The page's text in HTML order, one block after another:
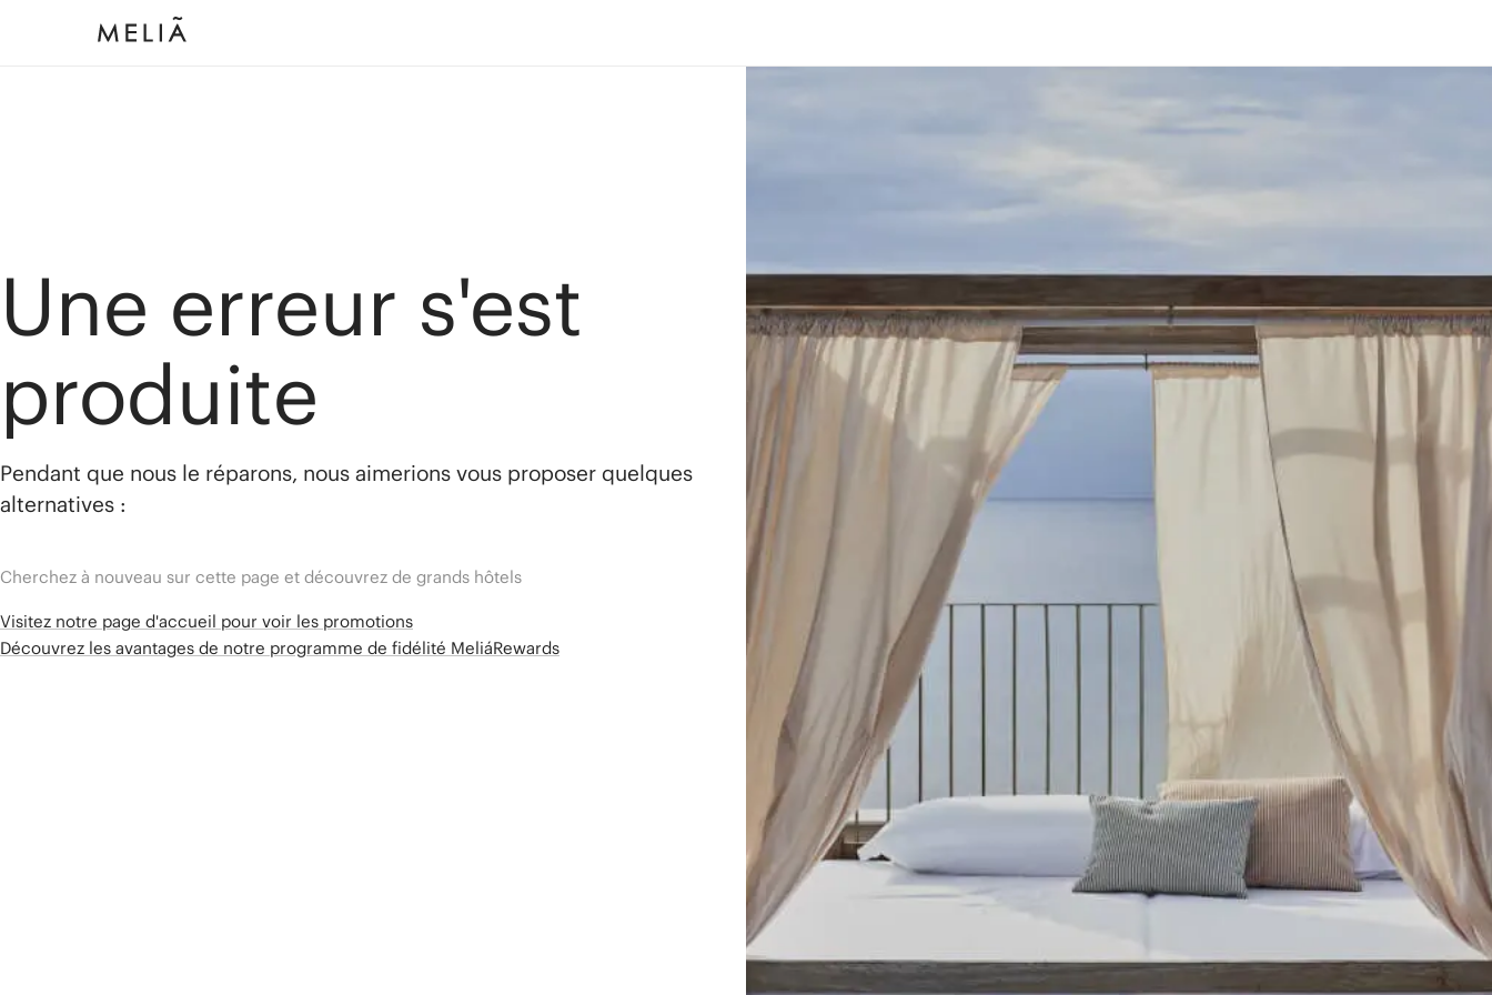
Une erreur s'est
produite
Pendant que nous le réparons, nous aimerions vous proposer quelques
alternatives :
Cherchez à nouveau sur cette page et découvrez de grands hôtels
Visitez notre page d'accueil pour voir les promotions
Découvrez les avantages de notre programme de fidélité MeliáRewards